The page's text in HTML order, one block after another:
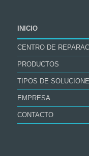
INICIO
CENTRO DE
PRODUCTOS
TIPOS DE
EMPRESA
CONTACTO